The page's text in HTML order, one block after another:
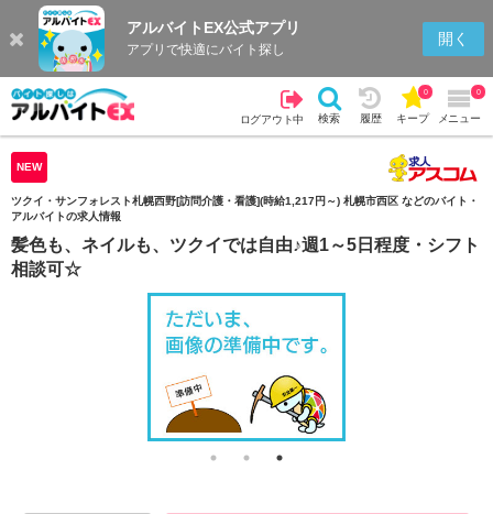
アルバイトEX公式アプリ
アプリで快適にバイト探し
開く
ログアウト中 検索 履歴 キープ
0
メニュー
0
検索 履歴
NEW
ツクイ・サンフォレスト札幌西野[訪問介護・看護](時給1,217円～) 札幌市西区 などのバイト・
アルバイトの求人情報
髪色も、ネイルも、ツクイでは自由♪週1～5日程度・シフト
相談可☆